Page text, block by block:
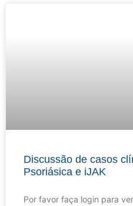
Discussão de casos
Psoriásica e iJAK
Por favor faça login para